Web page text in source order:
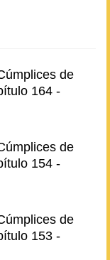
de
164 -
de
154 -
de
153 -